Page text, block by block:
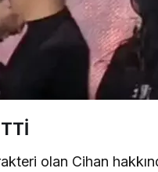
olan Cihan